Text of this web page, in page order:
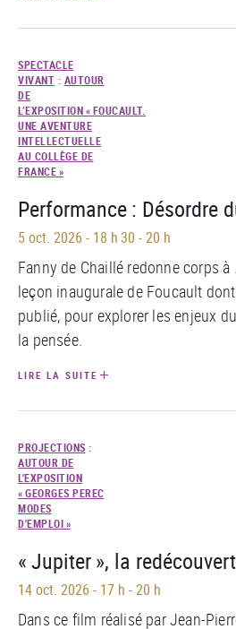
SPECTACLE
VIVANT : AUTOUR
DE
L’EXPOSITION « FOUCAULT.
UNE AVENTURE
INTELLECTUELLE
AU COLLÈGE DE
FRANCE »
Performance : Désordre
5 oct. 2026 - 18 h 30 - 20 h
Fanny de Chaillé redonne corps à
leçon inaugurale de Foucault
publié, pour explorer les enjeux
la pensée.
LIRE LA SUITE
PROJECTIONS :
AUTOUR DE
L'EXPOSITION
« GEORGES PEREC
MODES
D'EMPLOI »
« Jupiter », la
14 oct. 2026 - 17 h - 20 h
Dans ce film réalisé par Jean-